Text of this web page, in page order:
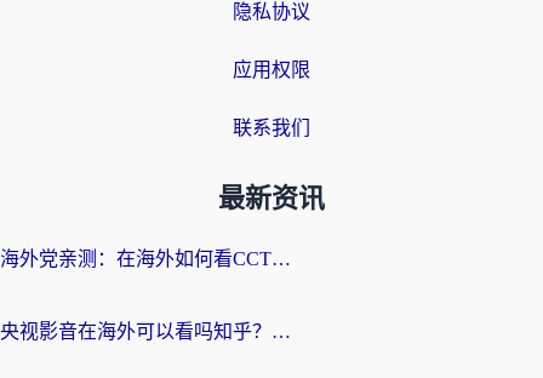
隐私协议
应用权限
联系我们
最新资讯
海外党亲测：在海外如何看CCTV？告别“仅限大陆播放”的实用指南
央视影音在海外可以看吗知乎？留学生亲测：3步解决地域限制+追剧自由